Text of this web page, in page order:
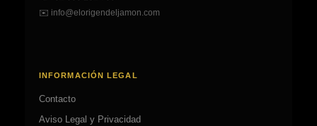
✉️ info@elorigendeljamon.com
INFORMACIÓN LEGAL
Contacto
Aviso Legal y Privacidad